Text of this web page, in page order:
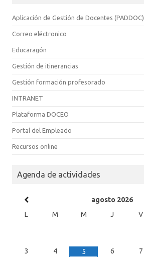
Aplicación de Gestión de Docentes (PADDOC)
Correo eléctronico
Educaragón
Gestión de itinerancias
Gestión formación profesorado
INTRANET
Plataforma DOCEO
Portal del Empleado
Recursos online
Agenda de actividades
agosto 2026
L
M M J V
3 4 5 6 7